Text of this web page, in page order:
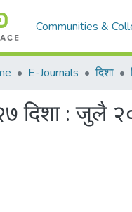
Communities &
E-Journals दिशा
दिशा : जुलै